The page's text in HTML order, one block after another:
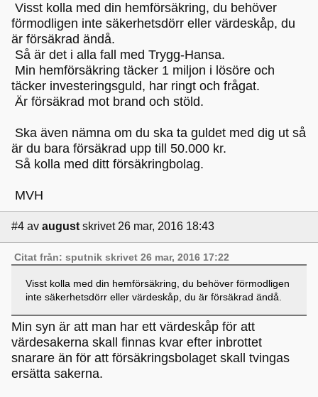
Visst kolla med din hemförsäkring, du behöver
förmodligen inte säkerhetsdörr eller värdeskåp, du
är försäkrad ändå.
Så är det i alla fall med Trygg-Hansa.
Min hemförsäkring täcker 1 miljon i lösöre och
täcker investeringsguld, har ringt och frågat.
Är försäkrad mot brand och stöld.
Ska även nämna om du ska ta guldet med dig ut så
är du bara försäkrad upp till 50.000 kr.
Så kolla med ditt försäkringbolag.
MVH
#4 av august skrivet 26 mar, 2016 18:43
Citat från: sputnik skrivet 26 mar, 2016 17:22
Visst kolla med din hemförsäkring, du behöver förmodligen
inte säkerhetsdörr eller värdeskåp, du är försäkrad ändå.
Min syn är att man har ett värdeskåp för att
värdesakerna skall finnas kvar efter inbrottet
snarare än för att försäkringsbolaget skall tvingas
ersätta sakerna.